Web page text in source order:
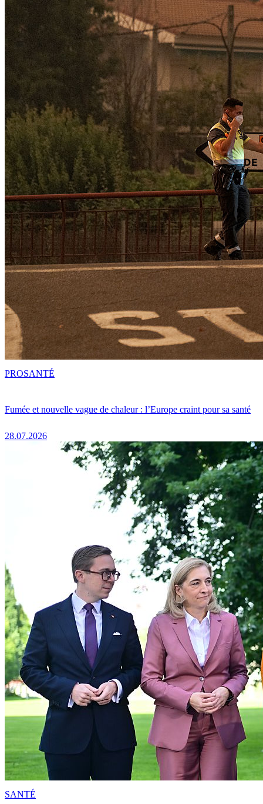
Fumée et nouvelle vague de chaleur : l’Europe craint pour sa santé
28.07.2026
PROSANTÉ
SANTÉ